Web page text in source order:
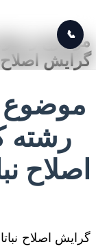
📞
موضوع و
گرایش اصلاح
موضوع
رشته
اصلاح
گرایش اصلاح